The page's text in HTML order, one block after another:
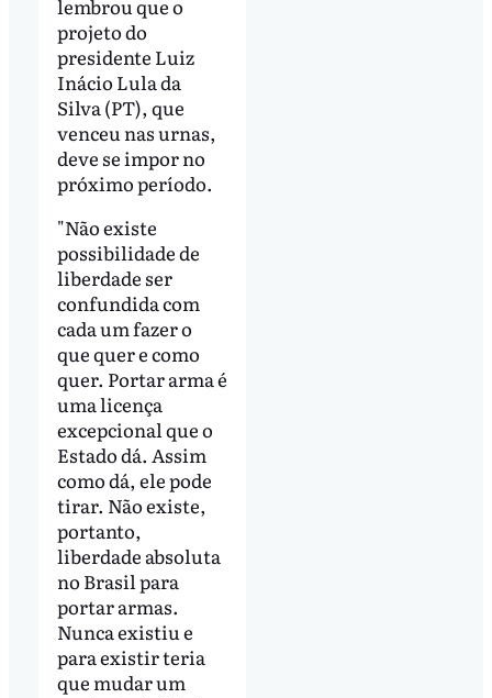
lembrou que o
projeto do
presidente Luiz
Inácio Lula da
Silva (PT), que
venceu nas urnas,
deve se impor no
próximo período.
"Não existe
possibilidade de
liberdade ser
confundida com
cada um fazer o
que quer e como
quer. Portar arma é
uma licença
excepcional que o
Estado dá. Assim
como dá, ele pode
tirar. Não existe,
portanto,
liberdade absoluta
no Brasil para
portar armas.
Nunca existiu e
para existir teria
que mudar um